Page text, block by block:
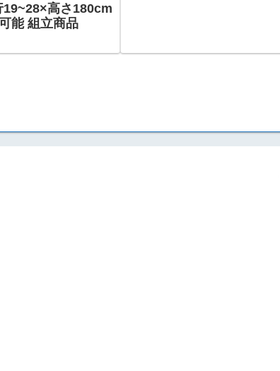
高さ180cm
能 組立商品